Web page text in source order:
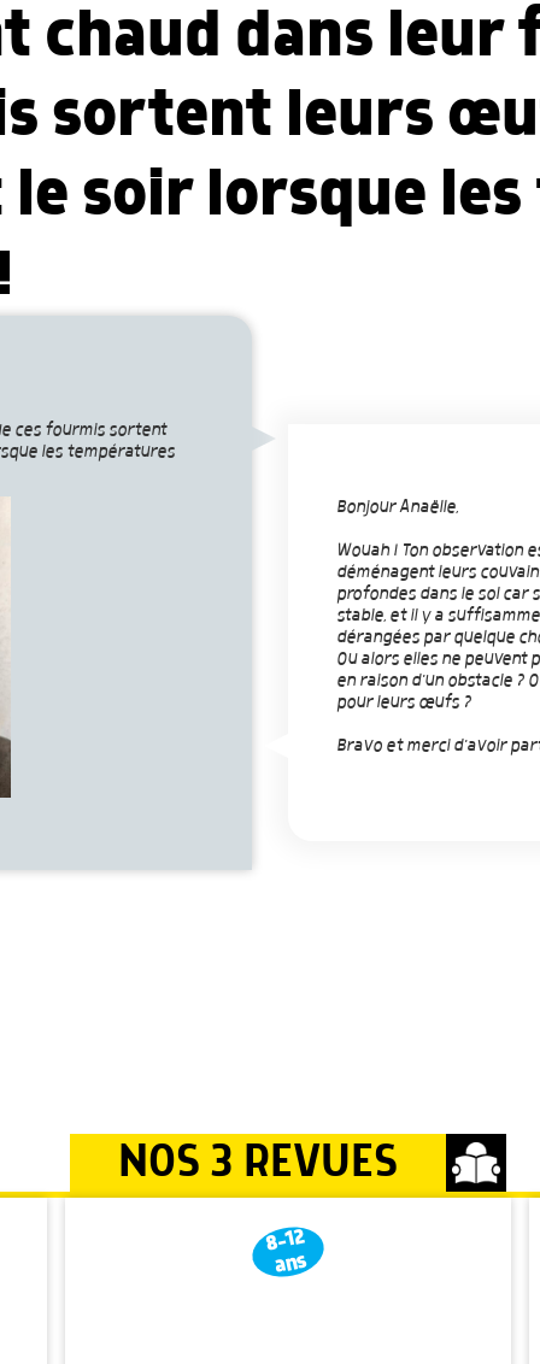
chaud dans leur
sortent leurs
soir lorsque
ces fourmis sortent
les températures
Bonjour Anaëlle,
Wouah ! Ton observation
déménagent leurs
profondes dans le sol car
stable, et il y a
dérangées par quelque
Ou alors elles ne
en raison d'un obstacle ?
pour leurs œufs ?
Bravo et merci d'avoir
NOS 3 REVUES
8-12
ans